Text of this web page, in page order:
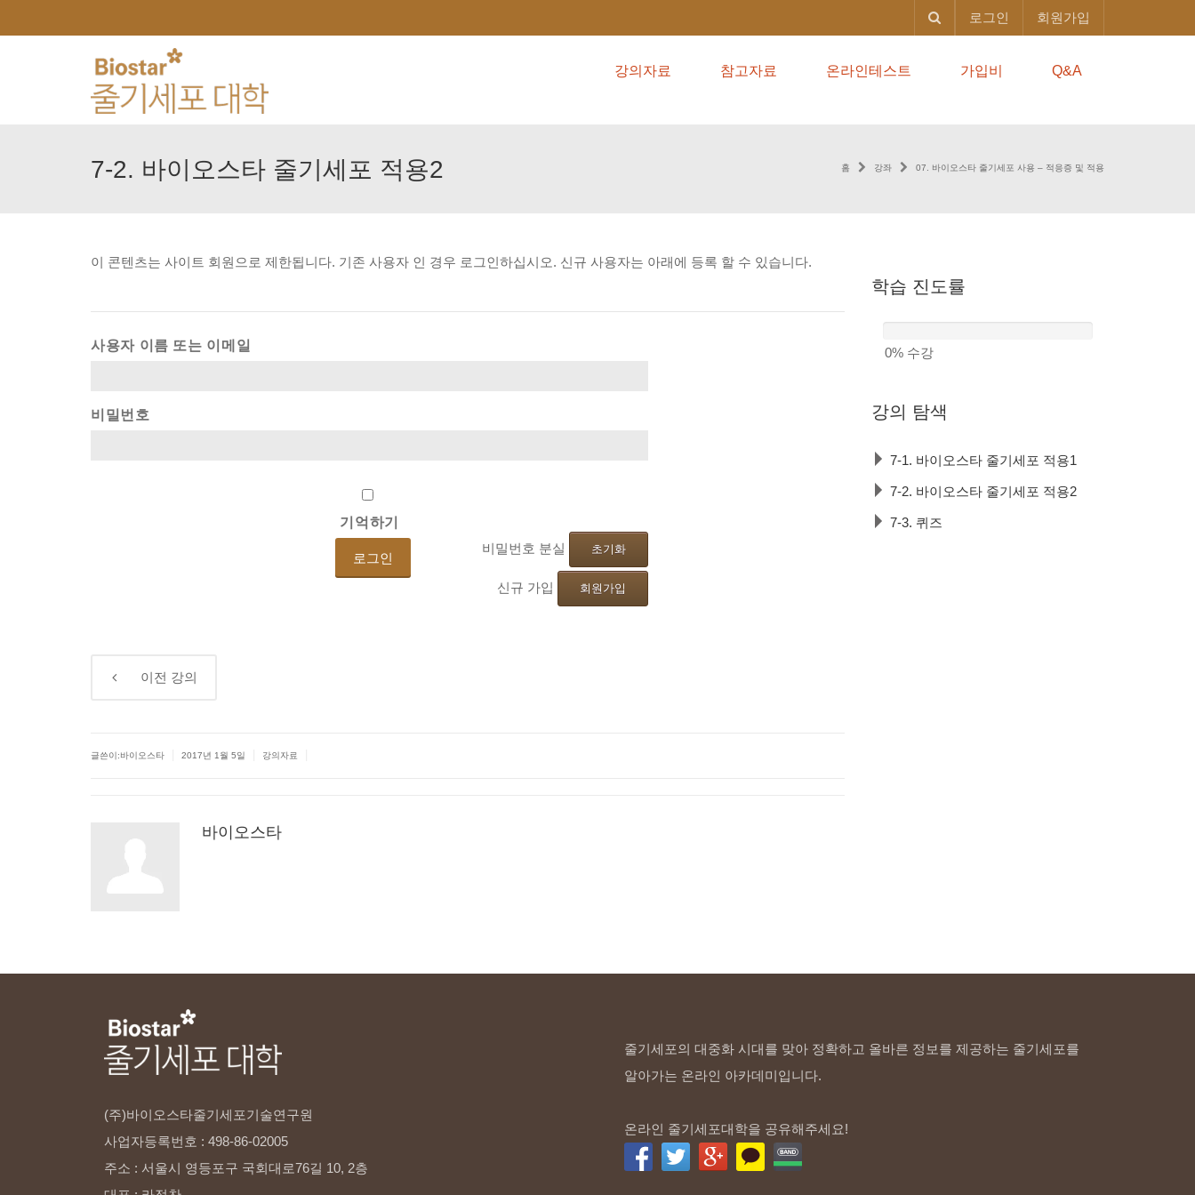
로그인 회원가입
강의자료 참고자료 온라인테스트 가입비 Q&A
7-2. 바이오스타 줄기세포 적용2 홈 강좌 07. 바이오스타 줄기세포 사용 – 적응증 및 적용
이 콘텐츠는 사이트 회원으로 제한됩니다. 기존 사용자 인 경우 로그인하십시오. 신규 사용자는 아래에 등록 할 수 있습니다.
사용자 이름 또는 이메일
비밀번호
기억하기
비밀번호 분실 초기화
신규 가입 회원가입
이전 강의
글쓴이:바이오스타 2017년 1월 5일 강의자료
바이오스타
학습 진도률
0% 수강
강의 탐색
7-1. 바이오스타 줄기세포 적용1
7-2. 바이오스타 줄기세포 적용2
7-3. 퀴즈
(주)바이오스타줄기세포기술연구원
사업자등록번호 : 498-86-02005
주소 : 서울시 영등포구 국회대로76길 10, 2층
줄기세포의 대중화 시대를 맞아 정확하고 올바른 정보를 제공하는 줄기세포를
알아가는 온라인 아카데미입니다.
온라인 줄기세포대학을 공유해주세요!